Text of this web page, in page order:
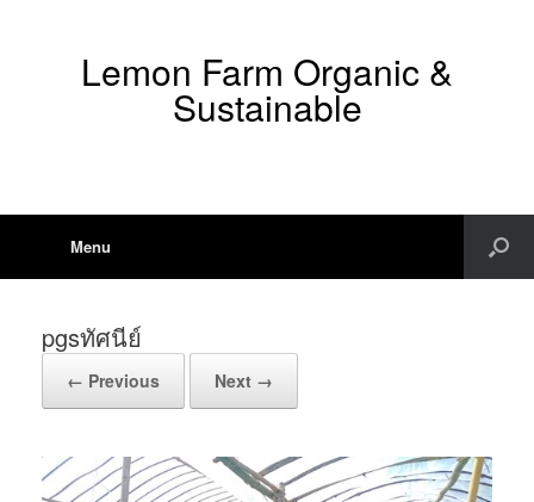
Lemon Farm Organic &
Sustainable
Menu
pgsทัศนีย์
← Previous Next →